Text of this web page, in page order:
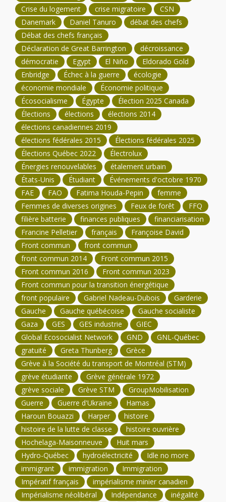
Crise du logement
crise migratoire
CSN
Danemark
Daniel Tanuro
débat des chefs
Débat des chefs français
Déclaration de Great Barrington
décroissance
démocratie
Egypt El Niño
Eldorado Gold
Enbridge
Échec à la guerre
écologie
économie mondiale
Économie politique
Écosocialisme
Égypte
Élection 2025 Canada
Élections
élections
élections 2014
élections canadiennes 2019
élections fédérales 2015
Élections fédérales 2025
Élections Québec 2022
Électrolux
Énergies renouvelables
étalement urbain
États-Unis
Étudiant
Événements d'octobre 1970
FAE
FAO Fatima Houda-Pepin
femme
Femmes de diverses origines
Feux de forêt
FFQ
filière batterie
finances publiques
financiarisation
Francine Pelletier
français
Françoise David
Front commun
front commun
front commun 2014
Front commun 2015
Front commun 2016
Front commun 2023
Front commun pour la transition énergétique
front populaire
Gabriel Nadeau-Dubois
Garderie
Gauche
Gauche québécoise
Gauche socialiste
Gaza
GES GES industrie
GIEC
Global Ecosocialist Network
GND
GNL-Québec
gratuité
Greta Thunberg
Grèce
Grève à la Société du transport de Montréal (STM)
grève étudiante
Grève générale 1972
grève sociale
Grève STM
GroupMobilisation
Guerre
Guerre d'Ukraine
Hamas
Haroun Bouazzi
Harper
histoire
histoire de la lutte de classe
histoire ouvrière
Hochelaga-Maisonneuve
Huit mars
Hydro-Québec
hydroélectricité
Idle no more
immigrant
immigration
Immigration
Impératif français
impérialisme minier canadien
Impérialisme néolibéral
Indépendance
inégalité